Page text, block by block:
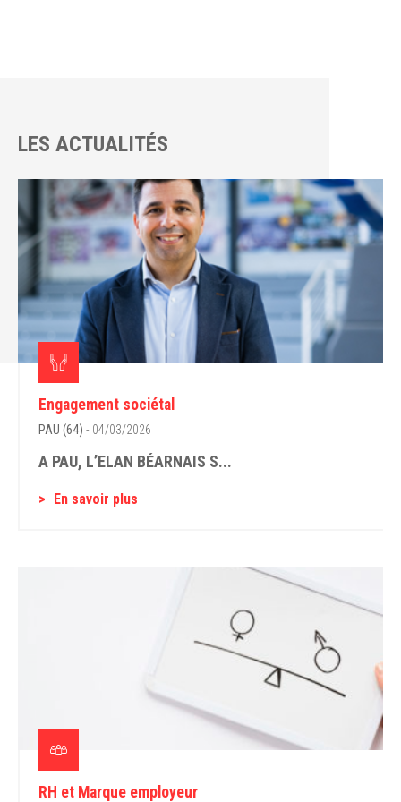
LES ACTUALITÉS
Engagement sociétal
PAU (64) - 04/03/2026
A PAU, L’ELAN BÉARNAIS S...
En savoir plus
RH et Marque employeur